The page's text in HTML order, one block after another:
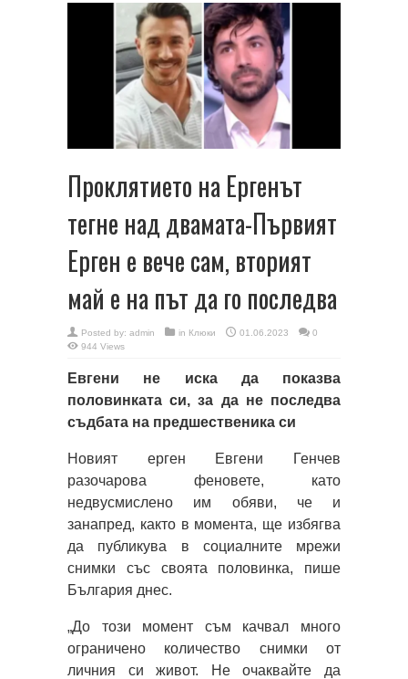
Проклятието на Ергенът
тегне над двамата-Първият
Ерген е вече сам, вторият
май е на път да го последва
Posted by: admin in Клюки 01.06.2023
0
944 Views
Евгени не иска да показва
половинката си, за да не последва
съдбата на предшественика си
Новият ерген Евгени Генчев
разочарова феновете, като
недвусмислено им обяви, че и
занапред, както в момента, ще избягва
да публикува в социалните мрежи
снимки със своята половинка, пише
България днес.
„До този момент съм качвал много
ограничено количество снимки от
личния си живот. Не очаквайте да